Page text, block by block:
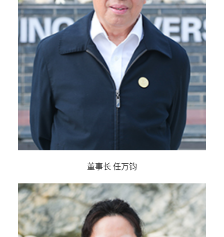
董事长 任万钧